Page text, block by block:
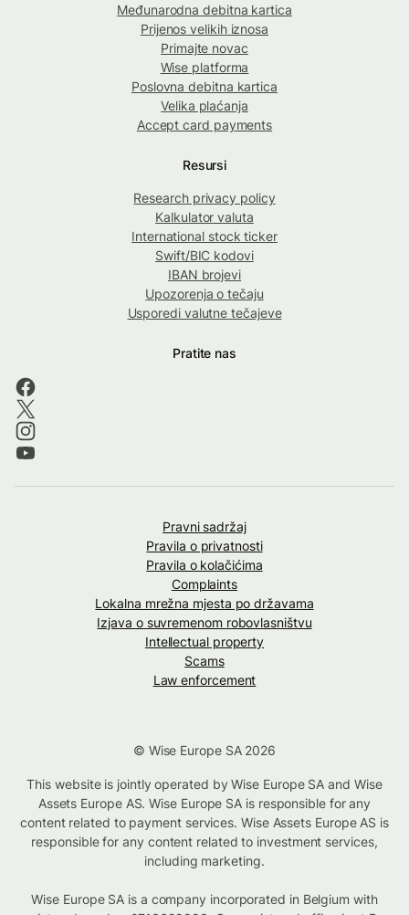
Međunarodna debitna kartica
Prijenos velikih iznosa
Primajte novac
Wise platforma
Poslovna debitna kartica
Velika plaćanja
Accept card payments
Resursi
Research privacy policy
Kalkulator valuta
International stock ticker
Swift/BIC kodovi
IBAN brojevi
Upozorenja o tečaju
Usporedi valutne tečajeve
Pratite nas
Pravni sadržaj
Pravila o privatnosti
Pravila o kolačićima
Complaints
Lokalna mrežna mjesta po državama
Izjava o suvremenom robovlasništvu
Intellectual property
Scams
Law enforcement
© Wise Europe SA 2026
This website is jointly operated by Wise Europe SA and Wise
Assets Europe AS. Wise Europe SA is responsible for any
content related to payment services. Wise Assets Europe AS is
responsible for any content related to investment services,
including marketing.
Wise Europe SA is a company incorporated in Belgium with